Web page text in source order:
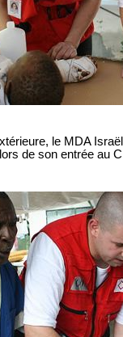
le MDA
de son entrée au